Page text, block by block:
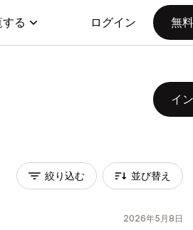
る ログイン 無
イ
絞り込む 並び替え
2026年5月8日